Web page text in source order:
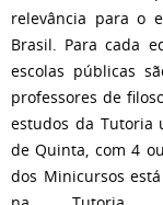
relevância para o
Brasil. Para cada
escolas públicas
professores de
estudos da Tutoria
de Quinta, com 4
dos Minicursos